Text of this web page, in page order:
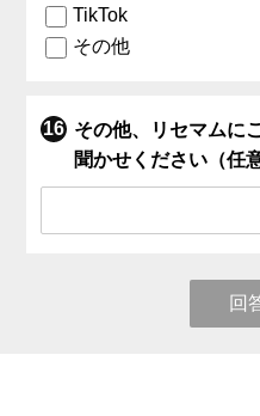
TikTok
その他
その他、リセマムに
聞かせください（任
回